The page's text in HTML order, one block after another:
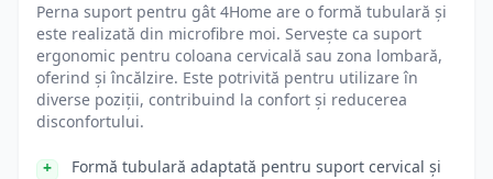
Perna suport pentru gât 4Home are o formă tubulară și
este realizată din microfibre moi. Servește ca suport
ergonomic pentru coloana cervicală sau zona lombară,
oferind și încălzire. Este potrivită pentru utilizare în
diverse poziții, contribuind la confort și reducerea
disconfortului.
Formă tubulară adaptată pentru suport cervical și